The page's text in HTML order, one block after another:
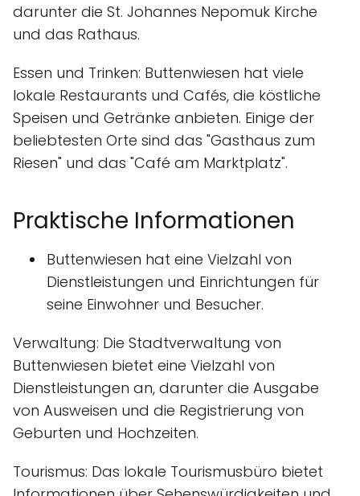
darunter die St. Johannes Nepomuk Kirche
und das Rathaus.
Essen und Trinken: Buttenwiesen hat viele
lokale Restaurants und Cafés, die köstliche
Speisen und Getränke anbieten. Einige der
beliebtesten Orte sind das "Gasthaus zum
Riesen" und das "Café am Marktplatz".
Praktische Informationen
Buttenwiesen hat eine Vielzahl von
Dienstleistungen und Einrichtungen für
seine Einwohner und Besucher.
Verwaltung: Die Stadtverwaltung von
Buttenwiesen bietet eine Vielzahl von
Dienstleistungen an, darunter die Ausgabe
von Ausweisen und die Registrierung von
Geburten und Hochzeiten.
Tourismus: Das lokale Tourismusbüro bietet